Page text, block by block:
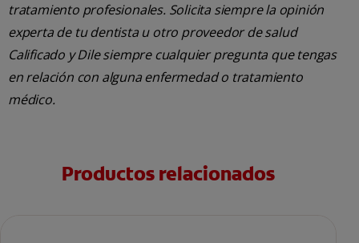
tratamiento profesionales. Solicita siempre la opinión
experta de tu dentista u otro proveedor de salud
Calificado y Dile siempre cualquier pregunta que tengas
en relación con alguna enfermedad o tratamiento
médico.
Productos relacionados